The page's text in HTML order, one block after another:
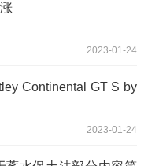
2023-01-24
Continental GT S by
2023-01-24